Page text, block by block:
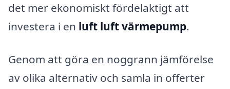
det mer ekonomiskt fördelaktigt att
investera i en luft luft värmepump.
Genom att göra en noggrann jämförelse
av olika alternativ och samla in offerter